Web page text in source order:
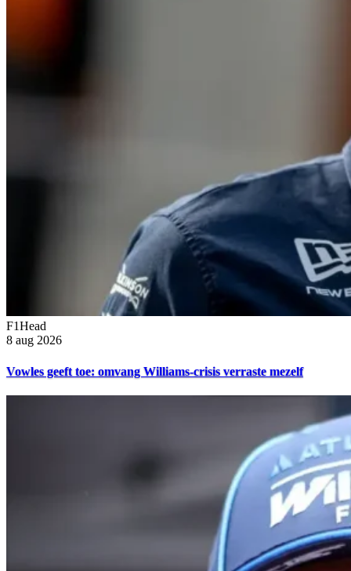
F1Head
8 aug 2026
Vowles geeft toe: omvang Williams-crisis verraste mezelf